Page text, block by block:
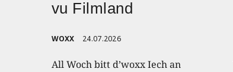
vu Filmland
WOXX 24.07.2026
All Woch bitt d’woxx Iech an